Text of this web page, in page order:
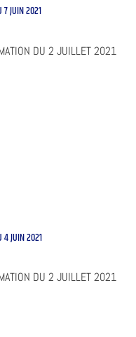
7 JUIN 2021
4 JUIN 2021